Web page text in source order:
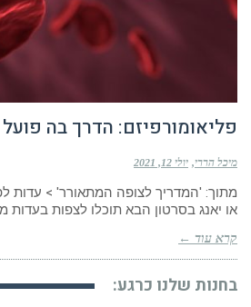
פליאומורפיזם: הדרך בה
מיכל הררי יולי 12, 2021
מתוך: 'המדריך לצופה המתאורר' > עדות
או יאנג בסרטון הבא תוכלו לצפות
קרא עוד ←
בחנות שלנו כרגע: